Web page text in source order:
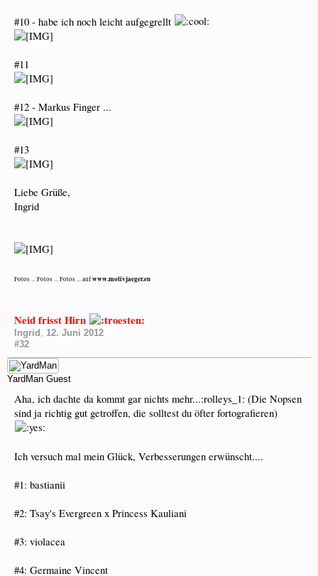
#10 - habe ich noch leicht aufgegrellt
#11
#12 - Markus Finger ...
#13
Liebe Grüße,
Ingrid
Fotos ... Fotos ... Fotos ... aufwww.motivjaeger.eu
Neid frisst Hirn
Ingrid , 12. Juni 2012
#32
YardMan Guest
Aha, ich dachte da kommt gar nichts mehr...:rolleys_1: (Die Nopsen
sind ja richtig gut getroffen, die solltest du öfter fortografieren)
Ich versuch mal mein Glück, Verbesserungen erwünscht....
#1: bastianii
#2: Tsay's Evergreen x Princess Kauliani
#3: violacea
#4: Germaine Vincent